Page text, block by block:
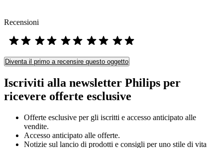
Recensioni
Diventa il primo a recensire questo oggetto
Iscriviti alla newsletter Philips per
ricevere offerte esclusive
Offerte esclusive per gli iscritti e accesso anticipato alle
vendite.
Accesso anticipato alle offerte.
Notizie sul lancio di prodotti e consigli per uno stile di vita